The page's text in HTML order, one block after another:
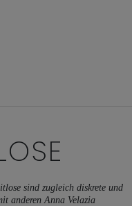
sind zugleich diskrete und
anderen Anna Velazia